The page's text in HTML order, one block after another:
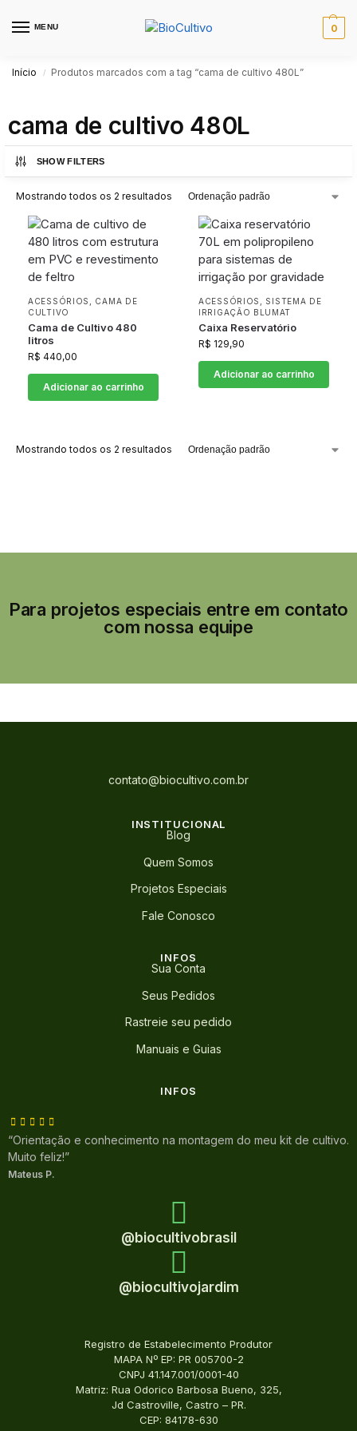
MENU 0
Início / Produtos marcados com a tag “cama de cultivo 480L”
cama de cultivo 480L
SHOW FILTERS
Mostrando todos os 2 resultados
ACESSÓRIOS
CAMA DE
CULTIVO
Cama de Cultivo 480
litros
R$ 440,00
Adicionar ao carrinho
ACESSÓRIOS
SISTEMA DE
IRRIGAÇÃO BLUMAT
Caixa Reservatório
R$ 129,90
Adicionar ao carrinho
Mostrando todos os 2 resultados
Para projetos especiais entre em contato
com nossa equipe
contato@biocultivo.com.br
INSTITUCIONAL
Blog
Quem Somos
Projetos Especiais
Fale Conosco
INFOS
Sua Conta
Seus Pedidos
Rastreie seu pedido
Manuais e Guias
INFOS
“Orientação e conhecimento na montagem do meu kit de cultivo.
Muito feliz!”
Mateus P.
@biocultivobrasil
@biocultivojardim
Registro de Estabelecimento Produtor
MAPA Nº EP: PR 005700-2
CNPJ 41.147.001/0001-40
Matriz: Rua Odorico Barbosa Bueno, 325,
Jd Castroville, Castro – PR.
CEP: 84178-630